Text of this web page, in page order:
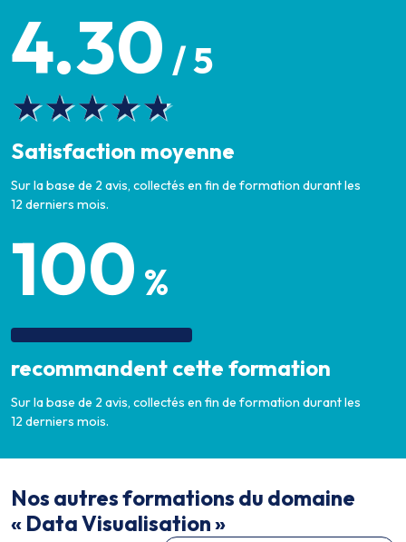
4.30 / 5
Satisfaction moyenne
Sur la base de 2 avis, collectés en fin de formation durant les
12 derniers mois.
100 %
recommandent cette formation
Sur la base de 2 avis, collectés en fin de formation durant les
12 derniers mois.
Nos autres formations du domaine
« Data Visualisation »